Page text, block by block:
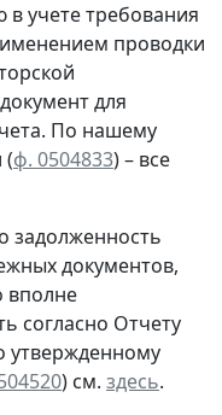
в учететребования
проводки
для
По нашему
(ф. 0504833) – все
задолженность
документов,
вполне
согласно Отчету
утвержденному
) см. здесь.